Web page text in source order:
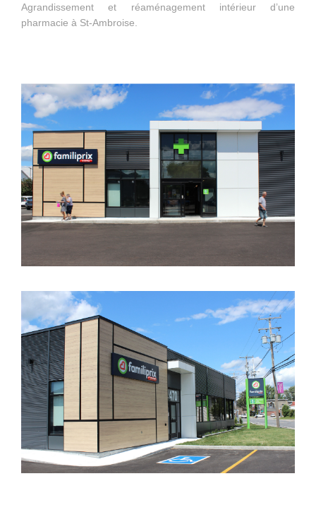
Agrandissement et réaménagement intérieur d’une
pharmacie à St-Ambroise.